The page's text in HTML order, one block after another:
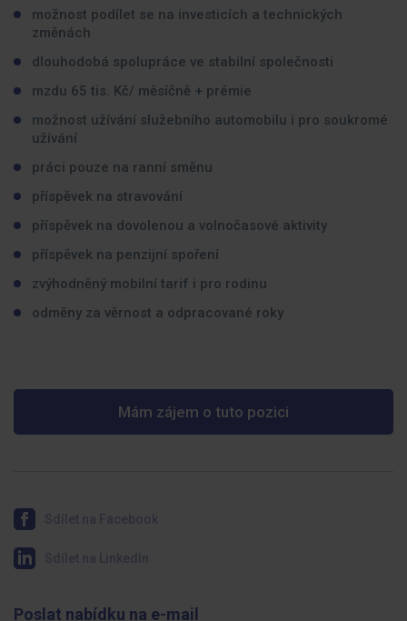
možnost podílet se na investicích a technických
změnách
dlouhodobá spolupráce ve stabilní společnosti
mzdu 65 tis. Kč/ měsíčně + prémie
možnost užívání služebního automobilu i pro soukromé
užívání
práci pouze na ranní směnu
příspěvek na stravování
příspěvek na dovolenou a volnočasové aktivity
příspěvek na penzijní spoření
zvýhodněný mobilní tarif i pro rodinu
odměny za věrnost a odpracované roky
Mám zájem o tuto pozici
Poslat nabídku na e-mail